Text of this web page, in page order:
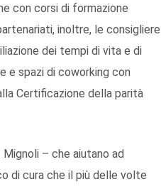
con corsi di formazione
inoltre, le consigliere
dei tempi di vita e di
e spazi di coworking con
Certificazione della parità
– che aiutano ad
di cura che il più delle volte